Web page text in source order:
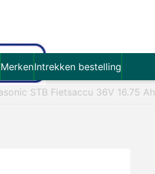
MerkenIntrekken bestelling
STB Fietsaccu 36V 16.75 Ah